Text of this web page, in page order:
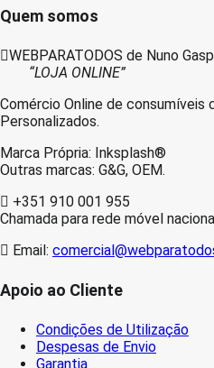
Compativel
Quem somos
WEBPARATODOS de Nuno
“LOJA ONLINE”
Comércio Online de
Personalizados.
Marca Própria: Inksplash®
Outras marcas: G&G, OEM.
+351 910 001 955
Chamada para rede móvel
Email:
Apoio ao Cliente
Condições de Utilização
Despesas de Envio
Garantia